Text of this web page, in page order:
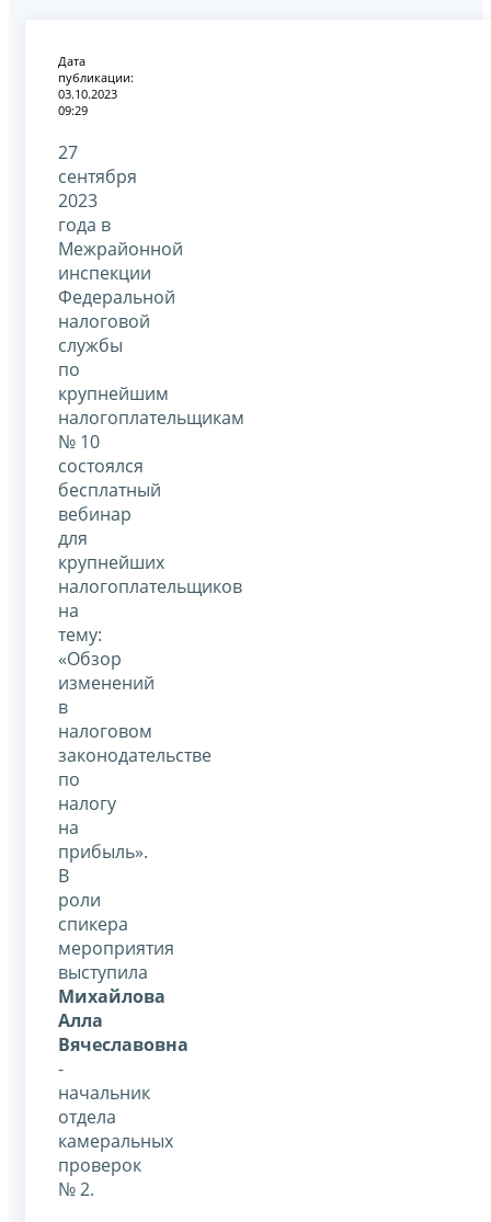
Дата
публикации:
03.10.2023
09:29
27
сентября
2023
года в
Межрайонной
инспекции
Федеральной
налоговой
службы
по
крупнейшим
налогоплательщикам
№ 10
состоялся
бесплатный
вебинар
для
крупнейших
налогоплательщиков
на
тему:
«Обзор
изменений
в
налоговом
законодательстве
по
налогу
на
прибыль».
В
роли
спикера
мероприятия
выступила
Михайлова
Алла
Вячеславовна
-
начальник
отдела
камеральных
проверок
№ 2.